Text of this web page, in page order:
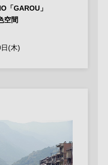
「GAROU」
空間
(木)